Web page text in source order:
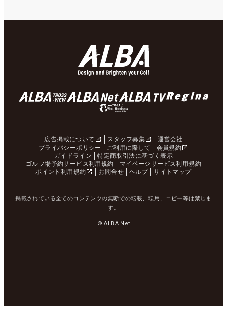
広告掲載について スタッフ募集
運営会社
プライバシーポリシー
ご利用に際して
会員規約
ガイドライン
特定商取引法に基づく表示
ゴルフ場予約サービス利用規約
マイページサービス利用規約
ポイント利用規約
お問合せ ヘルプ サイトマップ
掲載されている全てのコンテンツの無断での転載、転用、コピー等は禁じま
す。
© ALBA Net